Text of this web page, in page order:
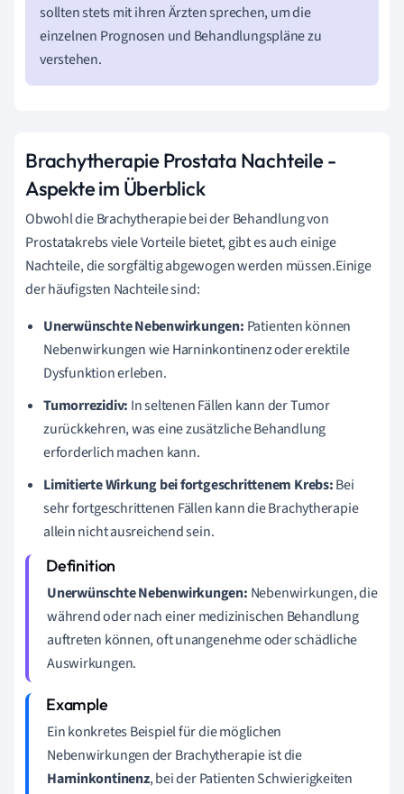
sollten stets mit ihren Ärzten sprechen, um die
einzelnen Prognosen und Behandlungspläne zu
verstehen.
Brachytherapie Prostata Nachteile -
Aspekte im Überblick
Obwohl die Brachytherapie bei der Behandlung von
Prostatakrebs viele Vorteile bietet, gibt es auch einige
Nachteile, die sorgfältig abgewogen werden müssen.Einige
der häufigsten Nachteile sind:
Unerwünschte Nebenwirkungen: Patienten können
Nebenwirkungen wie Harninkontinenz oder erektile
Dysfunktion erleben.
Tumorrezidiv: In seltenen Fällen kann der Tumor
zurückkehren, was eine zusätzliche Behandlung
erforderlich machen kann.
Limitierte Wirkung bei fortgeschrittenem Krebs:Bei
sehr fortgeschrittenen Fällen kann die Brachytherapie
allein nicht ausreichend sein.
Unerwünschte Nebenwirkungen: Nebenwirkungen, die
während oder nach einer medizinischen Behandlung
auftreten können, oft unangenehme oder schädliche
Auswirkungen.
Ein konkretes Beispiel für die möglichen
Nebenwirkungen der Brachytherapie ist die
Harninkontinenz, bei der Patienten Schwierigkeiten